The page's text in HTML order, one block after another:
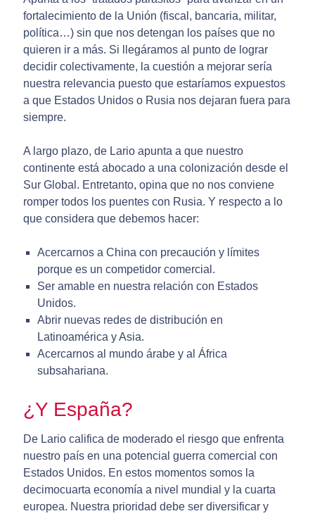
fortalecimiento de la Unión (fiscal, bancaria, militar,
política…) sin que nos detengan los países que no
quieren ir a más. Si llegáramos al punto de lograr
decidir colectivamente, la cuestión a mejorar sería
nuestra relevancia puesto que estaríamos expuestos
a que Estados Unidos o Rusia nos dejaran fuera para
siempre.
A largo plazo, de Lario apunta a que nuestro
continente está abocado a una colonización desde el
Sur Global. Entretanto, opina que no nos conviene
romper todos los puentes con Rusia. Y respecto a lo
que considera que debemos hacer:
Acercarnos a China con precaución y límites
porque es un competidor comercial.
Ser amable en nuestra relación con Estados
Unidos.
Abrir nuevas redes de distribución en
Latinoamérica y Asia.
Acercarnos al mundo árabe y al África
subsahariana.
¿Y España?
De Lario califica de moderado el riesgo que enfrenta
nuestro país en una potencial guerra comercial con
Estados Unidos. En estos momentos somos la
decimocuarta economía a nivel mundial y la cuarta
europea. Nuestra prioridad debe ser diversificar y